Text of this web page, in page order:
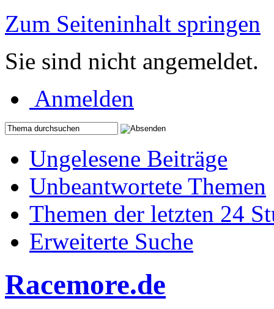
Zum Seiteninhalt springen
Sie sind nicht angemeldet.
Anmelden
Ungelesene Beiträge
Unbeantwortete Themen
Themen der letzten 24
Erweiterte Suche
Racemore.de